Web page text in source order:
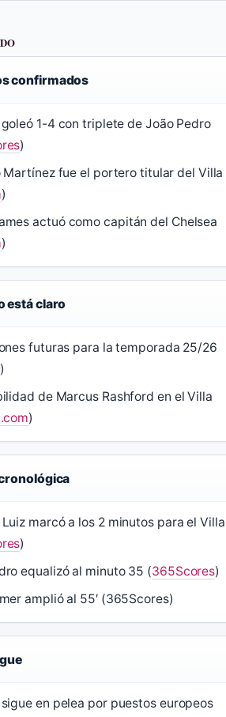
confirmados
1-4 con triplete de João Pedro
)
Martínez fue el portero titular del Villa
)
actuó como capitán del Chelsea
)
está claro
futuras para la temporada 25/26
)
de Marcus Rashford en el Villa
)
marcó a los 2 minutos para el Villa
)
equalizó al minuto 35 (365Scores)
amplió al 55′ (365Scores)
en pelea por puestos europeos